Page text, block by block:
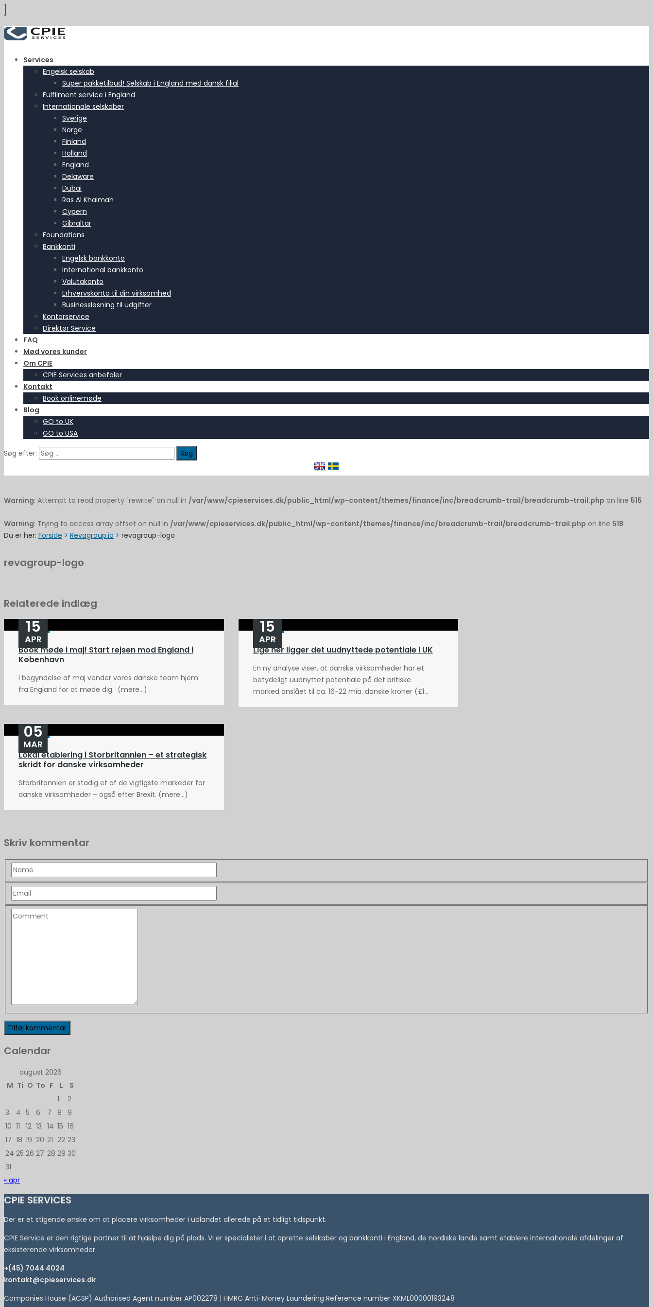
Services
Engelsk selskab
Super pakketilbud! Selskab i England med dansk filial
Fulfilment service i England
Internationale selskaber
Sverige
Norge
Finland
Holland
England
Delaware
Dubai
Ras Al Khaimah
Cypern
Gibraltar
Foundations
Bankkonti
Engelsk bankkonto
International bankkonto
Valutakonto
Erhvervskonto til din virksomhed
Businessløsning til udgifter
Kontorservice
Direktør Service
FAQ
Mød vores kunder
Om CPIE
CPIE Services anbefaler
Kontakt
Book onlinemøde
Blog
GO to UK
GO to USA
Søg efter:
Warning: Attempt to read property "rewrite" on null in /var/www/cpieservices.dk/public_html/wp-content/themes/finance/inc/breadcrumb-trail/breadcrumb-trail.php on line 515
Warning: Trying to access array offset on null in /var/www/cpieservices.dk/public_html/wp-content/themes/finance/inc/breadcrumb-trail/breadcrumb-trail.php on line 518
Du er her: Forside > Revagroup.io > revagroup-logo
revagroup-logo
Relaterede indlæg
Book møde i maj! Start rejsen mod England i
København
15
APR
I begyndelse af maj vender vores danske team hjem
fra England for at møde dig. (mere…)
Lige her ligger det uudnyttede potentiale i UK
15
APR
En ny analyse viser, at danske virksomheder har et
betydeligt uudnyttet potentiale på det britiske
marked anslået til ca. 16-22 mia. danske kroner (£1...
Lokal etablering i Storbritannien – et strategisk
skridt for danske virksomheder
05
MAR
Storbritannien er stadig et af de vigtigste markeder for
danske virksomheder – også efter Brexit. (mere…)
Skriv kommentar
Calendar
august 2026
M Ti O To F L
S
1
2
3
4 5 6 7 8
9
10 11 12 13 14 15 16
17 18 19 20 21 22 23
24 25 26 27 28 29 30
31
« apr
CPIE SERVICES
Der er et stigende ønske om at placere virksomheder i udlandet allerede på et tidligt tidspunkt.
CPIE Service er den rigtige partner til at hjælpe dig på plads. Vi er specialister i at oprette selskaber og bankkonti i England, de nordiske lande samt etablere internationale afdelinger af
eksisterende virksomheder.
+(45) 7044 4024
kontakt@cpieservices.dk
Companies House (ACSP) Authorised Agent number AP002278 | HMRC Anti-Money Laundering Reference number XKML00000193248